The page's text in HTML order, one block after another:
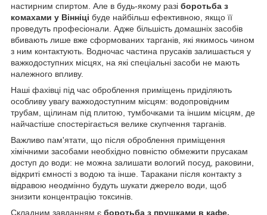
настирним спиртом. Але в будь-якому разі боротьба з
комахами у Вінніці буде найбільш ефективною, якщо її
проведуть професіонали. Адже більшість домашніх засобів
вбивають лише вже сформованих тарганів, які якимось чином
з ним контактують. Водночас частина прусаків залишається у
важкодоступних місцях, на які спеціальні засоби не мають
належного впливу.
Наші фахівці під час оброблення приміщень приділяють
особливу увагу важкодоступним місцям: водопровідним
трубам, щілинам під плитою, тумбочками та іншим місцям, де
найчастіше спостерігається велике скупчення тарганів.
Важливо пам'ятати, що після оброблення приміщення
хімічними засобами необхідно повністю обмежити прусакам
доступ до води: не можна залишати вологий посуд, раковини,
відкриті ємності з водою та інше. Таракани після контакту з
відравою неодмінно будуть шукати джерело води, щоб
знизити концентрацію токсинів.
Складним завданням є боротьба з прушками в кафе,